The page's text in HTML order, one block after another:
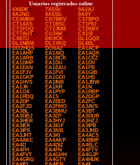
Usuarios registrados online:
4X6DK
7X5SV
9A2AJ
9A2NO
9A5SG
9A9Y
CE4MBH
CR7BRV
CS7BPO
CT1AXS
CT1BSC
CT1FIU
CT1FOQ
CT2JNM
CT2KBY
CT7AUT
CU3AK
CX1SI
CX6TU
DK9CK
DL1GQE
DL1NBM
DL1YKQ
DL6EL
DO2HQS
DO6AZ
EA1ACP
EA1AHP
EA1AIQ
EA1AQK
EA1ARB
EA1BCK
EA1CEZ
EA1DMP
EA1DU
EA1DV
EA1EAN
EA1EAU
EA1FB
EA1FJV
EA1FVI
EA1GIB
EA1GKP
EA1GOI
EA1HS
EA1HVS
EA1INB
EA1JBW
EA1JK
EA1KR
EA1N
EA1OX
EA1PYP
EA1RBP
EA1RDQ
EA1S
EA2DGP
EA2DP
EA2EED
EA2FC
EA2FJD
EA2FMO
EA3AVS
EA3BL
EA3BMU
EA3BT
EA3DBJ
EA3DT
EA3DUR
EA3HER
EA3HYJ
EA3HZJ
EA3IEK
EA3IGF
EA3IPB
EA3IPS
EA3IVB
EA3JHD
EA3JHT
EA3KI
EA4ACS
EA4AKC
EA4AKP
EA4BMF
EA4D
EA4DIZ
EA4ELC
EA4FH
EA4FN
EA4FTV
EA4FVT
EA4GHH
EA4GJP
EA4GRG
EA4GTY
EA4HUK